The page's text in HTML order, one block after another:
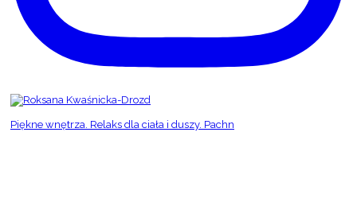
Piękne wnętrza. Relaks dla ciała i duszy. Pachn